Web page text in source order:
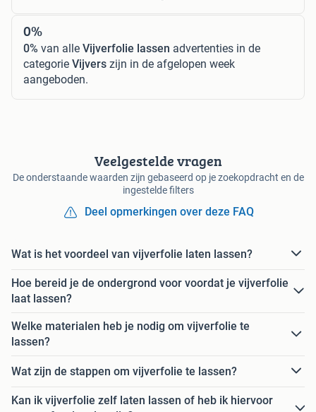
0%
0% van alle Vijverfolie lassen advertenties in de
categorie Vijvers zijn in de afgelopen week
aangeboden.
Veelgestelde vragen
De onderstaande waarden zijn gebaseerd op je zoekopdracht en de
ingestelde filters
Deel opmerkingen over deze FAQ
Wat is het voordeel van vijverfolie laten lassen?
Hoe bereid je de ondergrond voor voordat je vijverfolie
laat lassen?
Welke materialen heb je nodig om vijverfolie te
lassen?
Wat zijn de stappen om vijverfolie te lassen?
Kan ik vijverfolie zelf laten lassen of heb ik hiervoor